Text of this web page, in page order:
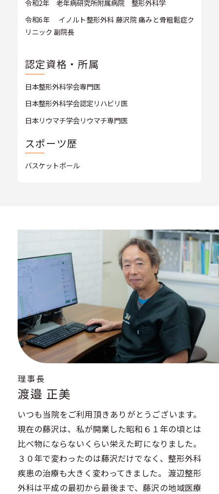
令和2年 老年病研究所附属病院 整形外科学
令和6年 イノルト整形外科 藤沢院 痛みと骨粗鬆症ク
リニック 副院長
認定資格・所属
日本整形外科学会専門医
日本整形外科学会認定リハビリ医
日本リウマチ学会リウマチ専門医
スポーツ歴
バスケットボール
理事長
渡邉 正美
いつも当院をご利用頂きありがとうございます。
現在の藤沢は、私が開業した昭和６１年の頃とは
比べ物にならないくらい栄えた町になりました。
３０年で変わったのは藤沢だけでなく、整形外科
疾患の治療も大きく変わってきました。 渡辺整形
外科は平成の最初から最後まで、藤沢の地域医療